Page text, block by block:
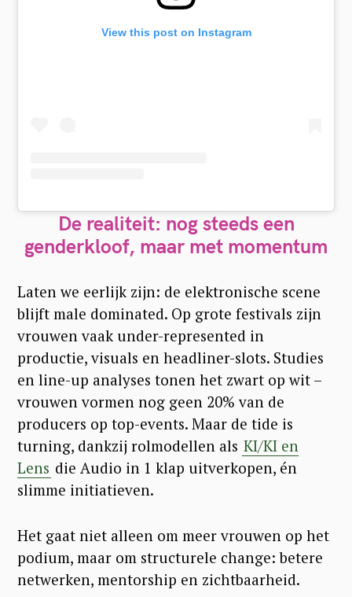
View this post on Instagram
De realiteit: nog steeds een
genderkloof, maar met momentum
Laten we eerlijk zijn: de elektronische scene
blijft male dominated. Op grote festivals zijn
vrouwen vaak under-represented in
productie, visuals en headliner-slots. Studies
en line-up analyses tonen het zwart op wit –
vrouwen vormen nog geen 20% van de
producers op top-events. Maar de tide is
turning, dankzij rolmodellen als KI/KI en
Lens die Audio in 1 klap uitverkopen, én
slimme initiatieven.
Het gaat niet alleen om meer vrouwen op het
podium, maar om structurele change: betere
netwerken, mentorship en zichtbaarheid.